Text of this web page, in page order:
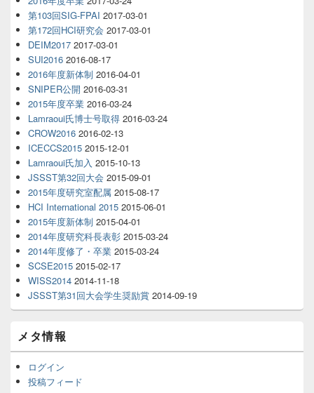
第103回SIG-FPAI 2017-03-01
第172回HCI研究会 2017-03-01
DEIM2017 2017-03-01
SUI2016 2016-08-17
2016年度新体制 2016-04-01
SNIPER公開 2016-03-31
2015年度卒業 2016-03-24
Lamraoui氏博士号取得 2016-03-24
CROW2016 2016-02-13
ICECCS2015 2015-12-01
Lamraoui氏加入 2015-10-13
JSSST第32回大会 2015-09-01
2015年度研究室配属 2015-08-17
HCI International 2015 2015-06-01
2015年度新体制 2015-04-01
2014年度研究科長表彰 2015-03-24
2014年度修了・卒業 2015-03-24
SCSE2015 2015-02-17
WISS2014 2014-11-18
JSSST第31回大会学生奨励賞 2014-09-19
メタ情報
ログイン
投稿フィード